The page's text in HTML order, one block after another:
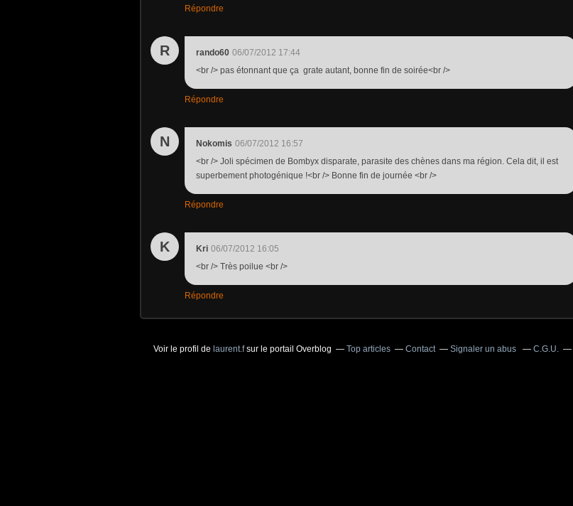
Répondre
R rando60 06/07/2012 17:44
<br /> pas étonnant que ça grate autant, bonne fin de soirée<br />
Répondre
N Nokomis 06/07/2012 16:57
<br /> Joli spécimen de Bombyx disparate, parasite des chènes dans ma région. Cela dit, il est
superbement photogénique !<br /> Bonne fin de journée <br />
Répondre
K Kri 06/07/2012 16:05
<br /> Très poilue <br />
Répondre
Voir le profil de laurent.fsur le portail Overblog Top articles Contact Signaler un abus C.G.U.